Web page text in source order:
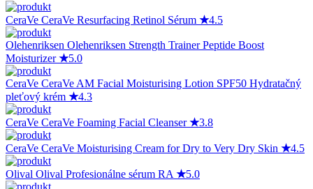
CeraVe CeraVe Resurfacing Retinol Sérum ★4.5
Olehenriksen Olehenriksen Strength Trainer Peptide Boost
Moisturizer★5.0
CeraVe CeraVe AM Facial Moisturising Lotion SPF50 Hydratačný
pleťový krém ★4.3
CeraVe CeraVe Foaming Facial Cleanser★3.8
CeraVe CeraVe Moisturising Cream for Dry to Very Dry Skin ★4.5
Olival Olival Profesionálne sérum RA ★5.0